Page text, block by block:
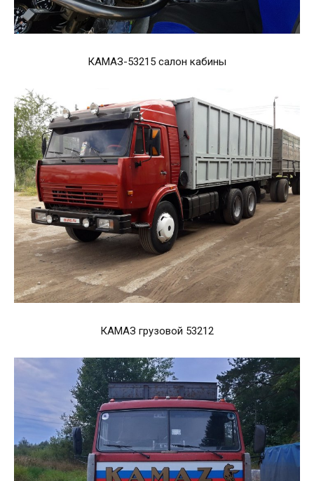
КАМАЗ-53215 салон кабины
КАМАЗ грузовой 53212